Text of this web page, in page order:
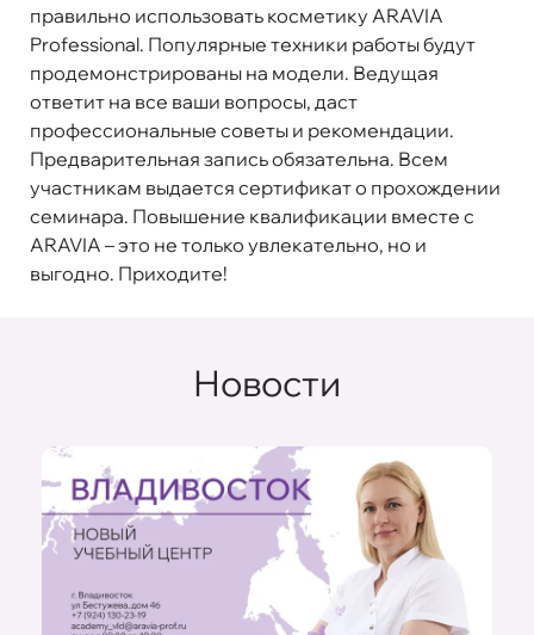
правильно использовать косметику ARAVIA
Professional. Популярные техники работы будут
продемонстрированы на модели. Ведущая
ответит на все ваши вопросы, даст
профессиональные советы и рекомендации.
Предварительная запись обязательна. Всем
участникам выдается сертификат о прохождении
семинара. Повышение квалификации вместе с
ARAVIA – это не только увлекательно, но и
выгодно. Приходите!
Новости